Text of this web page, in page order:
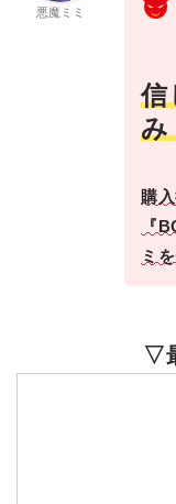
悪魔ミミ
信
み
購
『
ミ
▽